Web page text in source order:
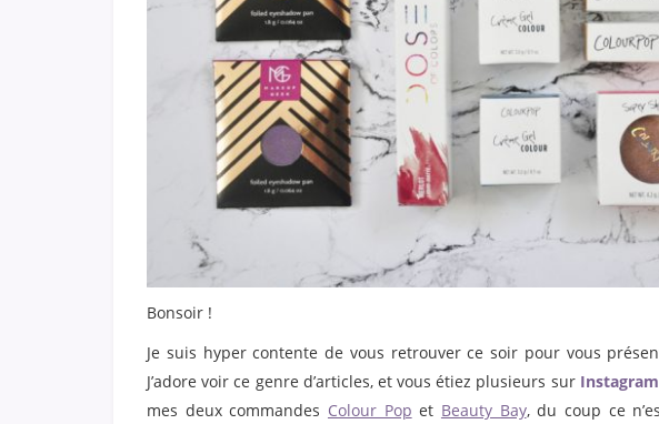
Bonsoir !
Je suis hyper contente de vous retrouver ce soir pour vous
J’adore voir ce genre d’articles, et vous étiez plusieurs sur Instagram
mes deux commandes Colour Pop et Beauty Bay, du coup ce